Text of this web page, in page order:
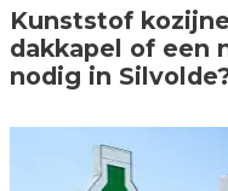
Kunststof
dakkapel of een
nodig in